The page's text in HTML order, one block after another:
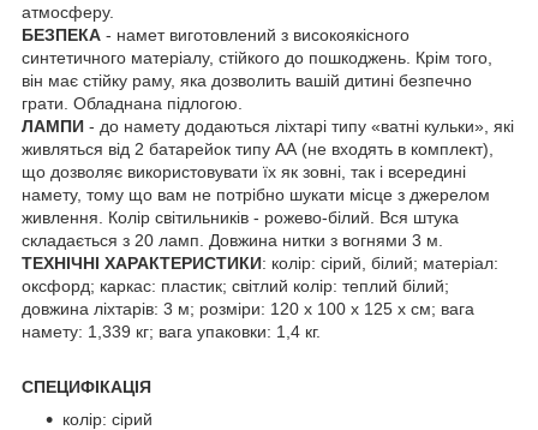
атмосферу.
БЕЗПЕКА - намет виготовлений з високоякісного
синтетичного матеріалу, стійкого до пошкоджень. Крім того,
він має стійку раму, яка дозволить вашій дитині безпечно
грати. Обладнана підлогою.
ЛАМПИ - до намету додаються ліхтарі типу «ватні кульки», які
живляться від 2 батарейок типу АА (не входять в комплект),
що дозволяє використовувати їх як зовні, так і всередині
намету, тому що вам не потрібно шукати місце з джерелом
живлення. Колір світильників - рожево-білий. Вся штука
складається з 20 ламп. Довжина нитки з вогнями 3 м.
ТЕХНІЧНІ ХАРАКТЕРИСТИКИ: колір: сірий, білий; матеріал:
оксфорд; каркас: пластик; світлий колір: теплий білий;
довжина ліхтарів: 3 м; розміри: 120 х 100 х 125 х см; вага
намету: 1,339 кг; вага упаковки: 1,4 кг.
СПЕЦИФІКАЦІЯ
колір: сірий